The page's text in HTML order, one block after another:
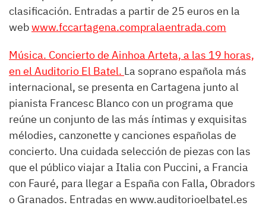
clasificación. Entradas a partir de 25 euros en la
webwww.fccartagena.compralaentrada.com
Música. Concierto de Ainhoa Arteta, a las 19 horas,
en el Auditorio El Batel. La soprano española más
internacional, se presenta en Cartagena junto al
pianista Francesc Blanco con un programa que
reúne un conjunto de las más íntimas y exquisitas
mélodies, canzonette y canciones españolas de
concierto. Una cuidada selección de piezas con las
que el público viajar a Italia con Puccini, a Francia
con Fauré, para llegar a España con Falla, Obradors
o Granados. Entradas en www.auditorioelbatel.es